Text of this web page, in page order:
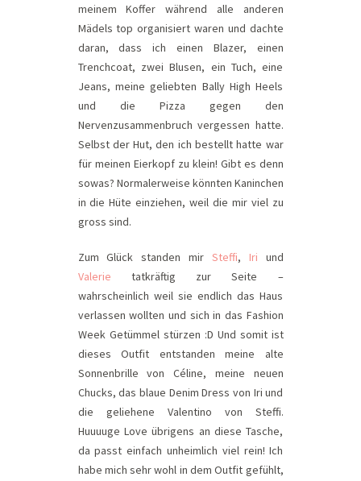
meinem Koffer während alle anderen
Mädels top organisiert waren und dachte
daran, dass ich einen Blazer, einen
Trenchcoat, zwei Blusen, ein Tuch, eine
Jeans, meine geliebten Bally High Heels
und die Pizza gegen den
Nervenzusammenbruch vergessen hatte.
Selbst der Hut, den ich bestellt hatte war
für meinen Eierkopf zu klein! Gibt es denn
sowas? Normalerweise könnten Kaninchen
in die Hüte einziehen, weil die mir viel zu
gross sind.
Zum Glück standen mir Steffi, Iri und
Valerie tatkräftig zur Seite –
wahrscheinlich weil sie endlich das Haus
verlassen wollten und sich in das Fashion
Week Getümmel stürzen :D Und somit ist
dieses Outfit entstanden meine alte
Sonnenbrille von Céline, meine neuen
Chucks, das blaue Denim Dress von Iri und
die geliehene Valentino von Steffi.
Huuuuge Love übrigens an diese Tasche,
da passt einfach unheimlich viel rein! Ich
habe mich sehr wohl in dem Outfit gefühlt,